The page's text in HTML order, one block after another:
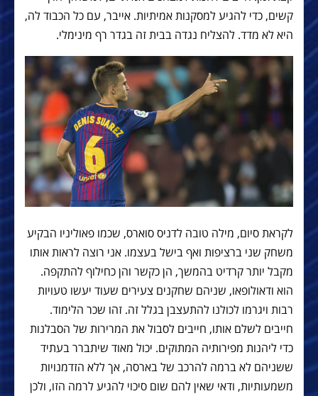
קשים, כדי להגיע למסקנות אמיתיות. אייבר, עם כל הכבוד לה,
היא לא מדד. להצליח נגדה בבית זה בגדר רף מינימלי.
לקראת סיום, מילה טובה לדניס סוארס, שכמו פאוליניו הבקיע
משחק שני ברציפות ואף בישל בעצמו. אני רוצה לראות אותו
מקבל יותר קרדיט בהמשך, הן כקשר והן כחילוף להתקפה.
הוא ודאולופאו, שניהם שחקנים צעירים שעוד יעשו טעויות
רבות ויגרמו לכולנו להתעצבן בגלל זה. זהו שכר הלימוד.
חייבים לשלם אותו, חייבים לסבול את המרירות של הסבלנות
כדי ליהנות מפירותיה המתוקים. יכול מאוד שיתברר בעתיד
ששניהם לא ברמה להרכב של בארסה, אך ללא הזדמנויות
משמעותיות, ודאי שאין להם שום סיכוי להגיע לרמה הזו, ולכן